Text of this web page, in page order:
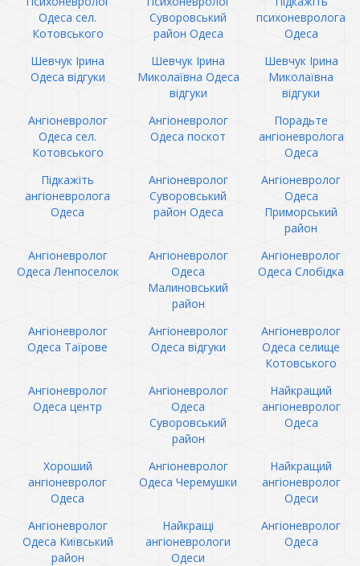
Одеса сел.
Котовського
Суворовський
район Одеса
психоневролога
Одеса
Шевчук Ірина
Одеса відгуки
Шевчук Ірина
Миколаївна Одеса
відгуки
Шевчук Ірина
Миколаївна
відгуки
Ангіоневролог
Одеса сел.
Котовського
Ангіоневролог
Одеса поскот
Порадьте
ангіоневролога
Одеса
Підкажіть
ангіоневролога
Одеса
Ангіоневролог
Суворовський
район Одеса
Ангіоневролог
Одеса
Приморський
район
Ангіоневролог
Одеса Ленпоселок
Ангіоневролог
Одеса
Малиновський
район
Ангіоневролог
Одеса Слобідка
Ангіоневролог
Одеса Таїрове
Ангіоневролог
Одеса відгуки
Ангіоневролог
Одеса селище
Котовського
Ангіоневролог
Одеса центр
Ангіоневролог
Одеса
Суворовський
район
Найкращий
ангіоневролог
Одеса
Хороший
ангіоневролог
Одеса
Ангіоневролог
Одеса Черемушки
Найкращий
ангіоневролог
Одеси
Ангіоневролог
Одеса Київський
район
Найкращі
ангіоневрологи
Одеси
Ангіоневролог
Одеса